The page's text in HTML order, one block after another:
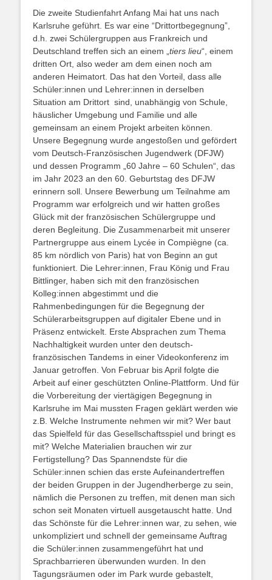
Die zweite Studienfahrt Anfang Mai hat uns nach
Karlsruhe geführt. Es war eine “Drittortbegegnung”,
d.h. zwei Schülergruppen aus Frankreich und
Deutschland treffen sich an einem „tiers lieu“, einem
dritten Ort, also weder am dem einen noch am
anderen Heimatort. Das hat den Vorteil, dass alle
Schüler:innen und Lehrer:innen in derselben
Situation am Drittort sind, unabhängig von Schule,
häuslicher Umgebung und Familie und alle
gemeinsam an einem Projekt arbeiten können.
Unsere Begegnung wurde angestoßen und gefördert
vom Deutsch-Französischen Jugendwerk (DFJW)
und dessen Programm „60 Jahre – 60 Schulen“, das
im Jahr 2023 an den 60. Geburtstag des DFJW
erinnern soll. Unsere Bewerbung um Teilnahme am
Programm war erfolgreich und wir hatten großes
Glück mit der französischen Schülergruppe und
deren Begleitung. Die Zusammenarbeit mit unserer
Partnergruppe aus einem Lycée in Compiègne (ca.
85 km nördlich von Paris) hat von Beginn an gut
funktioniert. Die Lehrer:innen, Frau König und Frau
Bittlinger, haben sich mit den französischen
Kolleg:innen abgestimmt und die
Rahmenbedingungen für die Begegnung der
Schülerarbeitsgruppen auf digitaler Ebene und in
Präsenz entwickelt. Erste Absprachen zum Thema
Nachhaltigkeit wurden unter den deutsch-
französischen Tandems in einer Videokonferenz im
Januar getroffen. Von Februar bis April folgte die
Arbeit auf einer geschützten Online-Plattform. Und für
die Vorbereitung der viertägigen Begegnung in
Karlsruhe im Mai mussten Fragen geklärt werden wie
z.B. Welche Instrumente nehmen wir mit? Wer baut
das Spielfeld für das Gesellschaftsspiel und bringt es
mit? Welche Materialien brauchen wir zur
Fertigstellung? Das Spannendste für die
Schüler:innen schien das erste Aufeinandertreffen
der beiden Gruppen in der Jugendherberge zu sein,
nämlich die Personen zu treffen, mit denen man sich
schon seit Monaten virtuell ausgetauscht hatte. Und
das Schönste für die Lehrer:innen war, zu sehen, wie
unkompliziert und schnell der gemeinsame Auftrag
die Schüler:innen zusammengeführt hat und
Sprachbarrieren überwunden wurden. In den
Tagungsräumen oder im Park wurde gebastelt,